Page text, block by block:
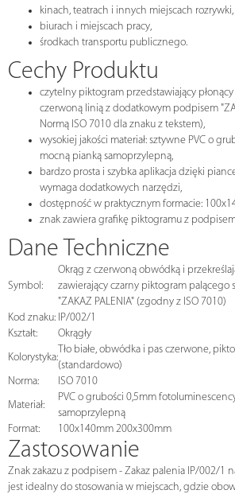
kinach, teatrach i innych miejscach rozrywki,
biurach i miejscach pracy,
środkach transportu publicznego.
Cechy Produktu
czytelny piktogram przedstawiający
czerwoną linią z dodatkowym podpisem
Normą ISO 7010 dla znaku z tekstem),
wysokiej jakości materiał: sztywne PVC o
mocną pianką samoprzylepną,
bardzo prosta i szybka aplikacja dzięki
wymaga dodatkowych narzędzi,
dostępność w praktycznym formacie:
znak zawiera grafikę piktogramu z
Dane Techniczne
Symbol:
Okrąg z czerwoną obwódką i
zawierający czarny piktogram palącego
"ZAKAZ PALENIA" (zgodny z ISO 7010)
Kod znaku: IP/002/1
Kształt:
Okrągły
Kolorystyka:
Tło białe, obwódka i pas czerwone,
(standardowo)
Norma:
ISO 7010
Materiał:
PVC o grubości 0,5mm
samoprzylepną
Format:
100x140mm 200x300mm
Zastosowanie
Znak zakazu z podpisem - Zakaz palenia IP/002/1
jest idealny do stosowania w miejscach, gdzie